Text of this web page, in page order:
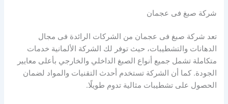
شركة صبغ فى عجمان
تعد شركة صبغ فى عجمان من الشركات الرائدة فى مجال
الدهانات والتشطيبات، حيث توفر لك الشركة الألمانية خدمات
متكاملة تشمل جميع أنواع الصبغ الداخلي والخارجي بأعلى معايير
الجودة. كما أن الشركة تستخدم أحدث التقنيات والمواد لضمان
الحصول على تشطيبات مثالية تدوم طويلًا.